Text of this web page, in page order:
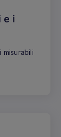
e i
misurabili